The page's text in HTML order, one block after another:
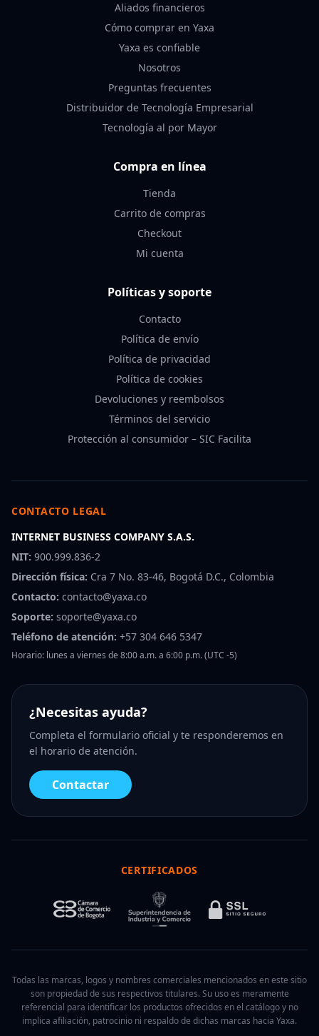
Aliados financieros
Cómo comprar en Yaxa
Yaxa es confiable
Nosotros
Preguntas frecuentes
Distribuidor de Tecnología Empresarial
Tecnología al por Mayor
Compra en línea
Tienda
Carrito de compras
Checkout
Mi cuenta
Políticas y soporte
Contacto
Política de envío
Política de privacidad
Política de cookies
Devoluciones y reembolsos
Términos del servicio
Protección al consumidor – SIC Facilita
CONTACTO LEGAL
INTERNET BUSINESS COMPANY S.A.S.
NIT: 900.999.836-2
Dirección física: Cra 7 No. 83-46, Bogotá D.C., Colombia
Contacto: contacto@yaxa.co
Soporte: soporte@yaxa.co
Teléfono de atención: +57 304 646 5347
Horario: lunes a viernes de 8:00 a.m. a 6:00 p.m. (UTC -5)
¿Necesitas ayuda?
Completa el formulario oficial y te responderemos en
el horario de atención.
Contactar
CERTIFICADOS
Todas las marcas, logos y nombres comerciales mencionados en este sitio
son propiedad de sus respectivos titulares. Su uso es meramente
referencial para identificar los productos ofrecidos en el catálogo y no
implica afiliación, patrocinio ni respaldo de dichas marcas hacia Yaxa.